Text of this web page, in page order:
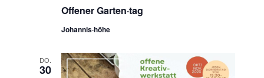
Offener Garten·tag
Johannis·höhe
DO.
30